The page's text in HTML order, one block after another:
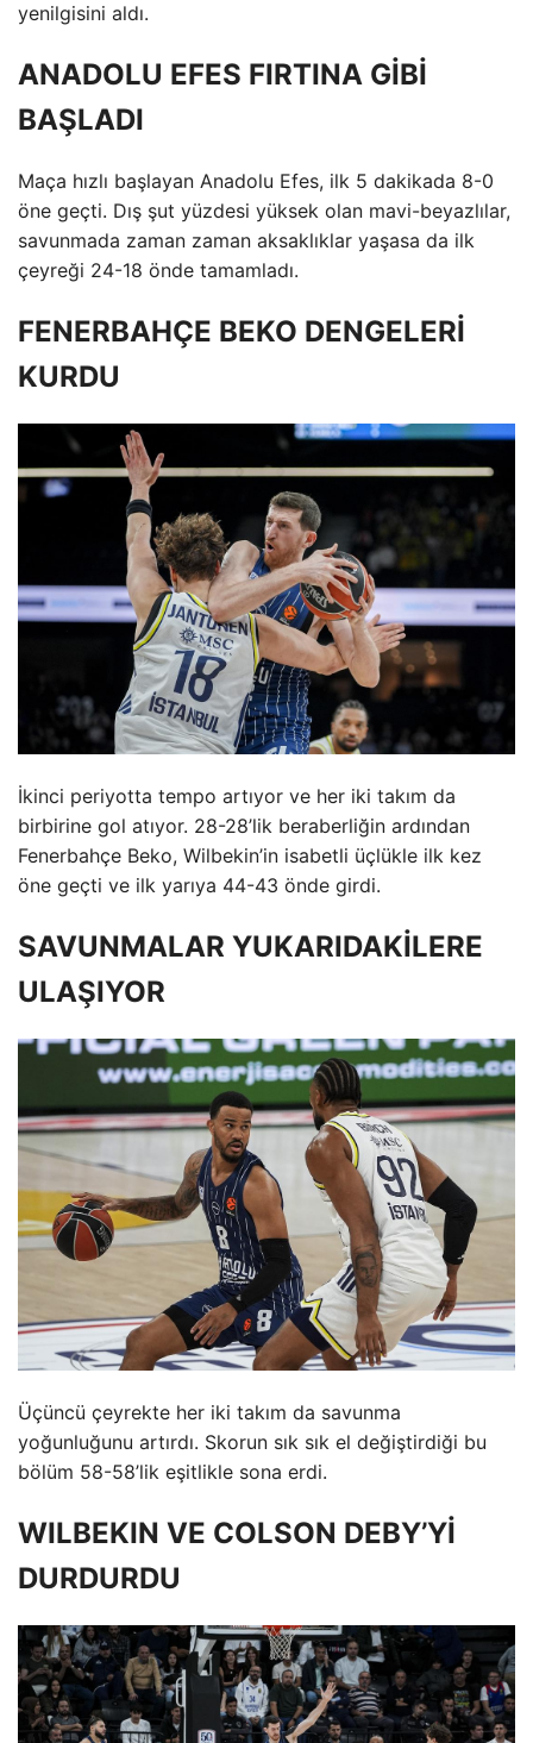
yenilgisini aldı.
ANADOLU EFES FIRTINA GİBİ
BAŞLADI
Maça hızlı başlayan Anadolu Efes, ilk 5 dakikada 8-0
öne geçti. Dış şut yüzdesi yüksek olan mavi-beyazlılar,
savunmada zaman zaman aksaklıklar yaşasa da ilk
çeyreği 24-18 önde tamamladı.
FENERBAHÇE BEKO DENGELERİ
KURDU
İkinci periyotta tempo artıyor ve her iki takım da
birbirine gol atıyor. 28-28’lik beraberliğin ardından
Fenerbahçe Beko, Wilbekin’in isabetli üçlükle ilk kez
öne geçti ve ilk yarıya 44-43 önde girdi.
SAVUNMALAR YUKARIDAKİLERE
ULAŞIYOR
Üçüncü çeyrekte her iki takım da savunma
yoğunluğunu artırdı. Skorun sık sık el değiştirdiği bu
bölüm 58-58’lik eşitlikle sona erdi.
WILBEKIN VE COLSON DEBY’Yİ
DURDURDU